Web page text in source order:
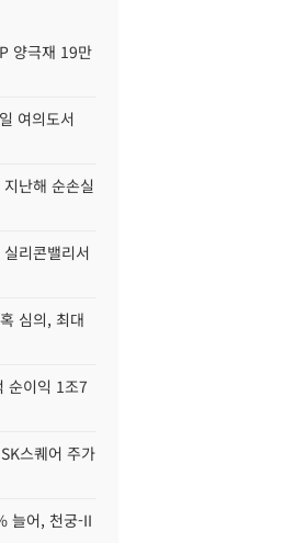
양극재 19만
여의도서
난해 순손실
리콘밸리서
심의, 최대
순이익 1조7
스퀘어 주가
늘어, 천궁-II